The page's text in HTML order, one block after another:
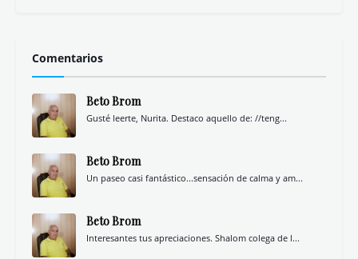
Comentarios
Beto Brom
Gusté leerte, Nurita. Destaco aquello de: //teng...
Beto Brom
Un paseo casi fantástico...sensación de calma y am...
Beto Brom
Interesantes tus apreciaciones. Shalom colega de l...